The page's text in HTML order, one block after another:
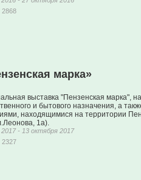
2868
марка»
выставка "Пензенская марка",
и бытового назначения, а
находящимися на территории
1а).
- 13 октября 2017
2327